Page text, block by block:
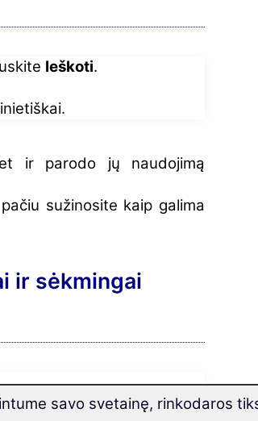
Ieškoti.
ir parodo jų naudojimą
sužinosite kaip galima
ir sėkmingai
kad...
savo svetainę, rinkodaros